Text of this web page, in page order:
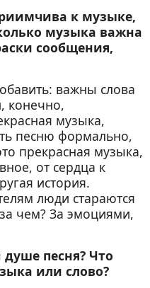
к музыке,
музыка важна
сообщения,
важны слова
конечно,
музыка,
песню формально,
прекрасная музыка,
от сердца к
история.
люди стараются
чем? За эмоциями,
песня? Что
или слово?